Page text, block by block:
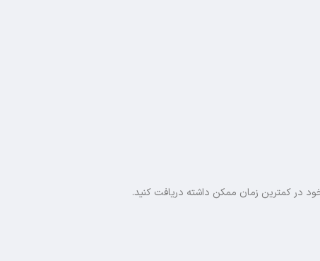
در کمترین زمان ممکن داشته دریافت کنید.